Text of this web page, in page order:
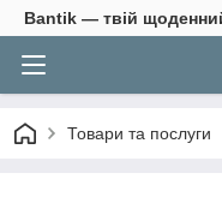
Bantik — твій
Товари та послуги